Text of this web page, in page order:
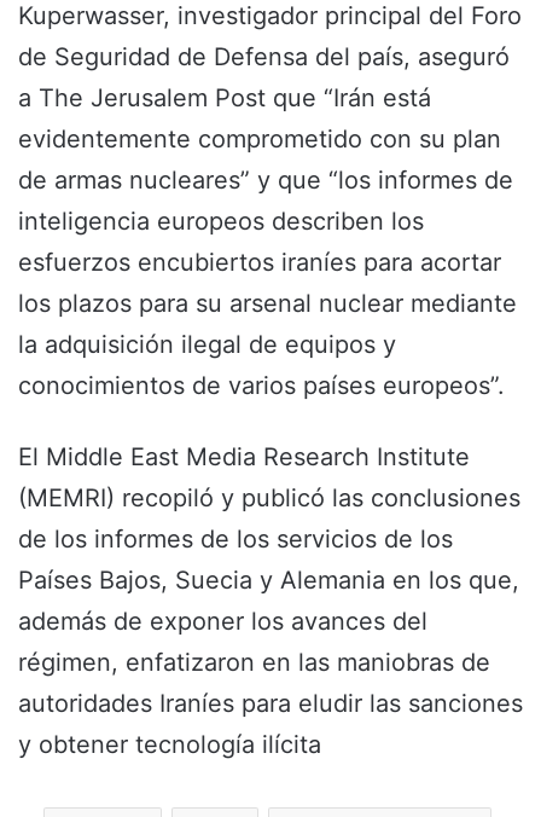
Kuperwasser, investigador principal del Foro
de Seguridad de Defensa del país, aseguró
a The Jerusalem Post que “Irán está
evidentemente comprometido con su plan
de armas nucleares” y que “los informes de
inteligencia europeos describen los
esfuerzos encubiertos iraníes para acortar
los plazos para su arsenal nuclear mediante
la adquisición ilegal de equipos y
conocimientos de varios países europeos”.
El Middle East Media Research Institute
(MEMRI) recopiló y publicó las conclusiones
de los informes de los servicios de los
Países Bajos, Suecia y Alemania en los que,
además de exponer los avances del
régimen, enfatizaron en las maniobras de
autoridades Iraníes para eludir las sanciones
y obtener tecnología ilícita